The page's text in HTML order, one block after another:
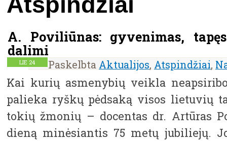
A. Poviliūnas: gyvenimas,
dalimi
LIE 24 Paskelbta Aktualijos, Atspindžiai,
Kai kurių asmenybių veikla
palieka ryškų pėdsaką visos lietuvių
tokių žmonių – docentas dr. Artūras
dieną minėsiantis 75 metų jubiliejų.